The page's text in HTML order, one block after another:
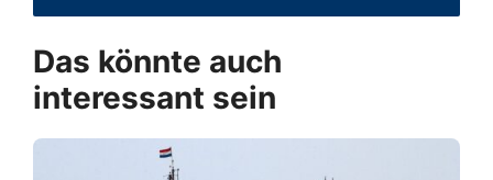
Das könnte auch
interessant sein